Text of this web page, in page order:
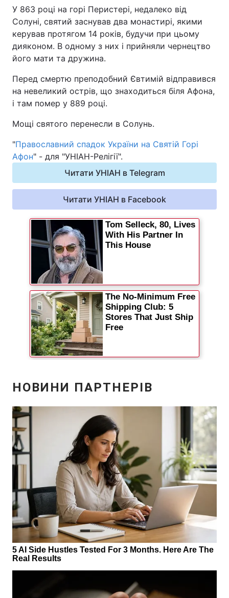
У 863 році на горі Перистері, недалеко від
Солуні, святий заснував два монастирі, якими
керував протягом 14 років, будучи при цьому
дияконом. В одному з них і прийняли чернецтво
його мати та дружина.
Перед смертю преподобний Євтимій відправився
на невеликий острів, що знаходиться біля Афона,
і там помер у 889 році.
Мощі святого перенесли в Солунь.
"Православний спадок України на Святій Горі
Афон" - для "УНІАН-Релігії".
Читати УНІАН в Telegram
Читати УНІАН в Facebook